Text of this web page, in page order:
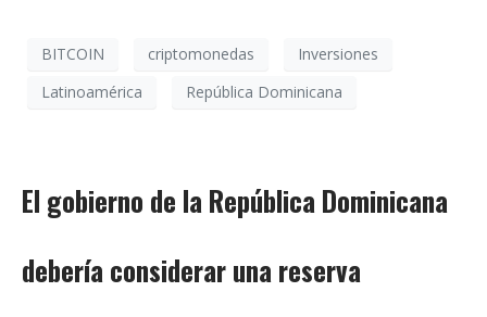
BITCOIN criptomonedas
Inversiones
Latinoamérica
República Dominicana
El gobierno de la República Dominicana
debería considerar una reserva